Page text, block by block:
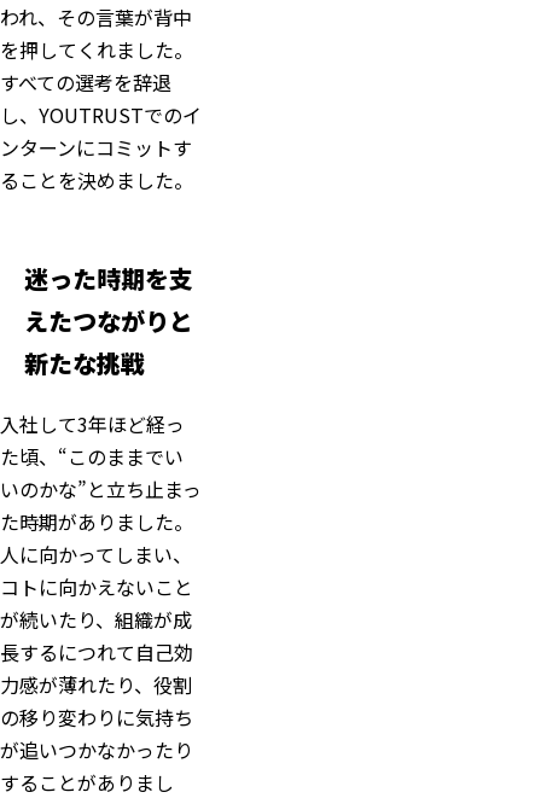
われ、その言葉が背中
を押してくれました。
すべての選考を辞退
し、YOUTRUSTでのイ
ンターンにコミットす
ることを決めました。
迷った時期を支
えたつながりと
新たな挑戦
入社して3年ほど経っ
た頃、“このままでい
いのかな”と立ち止まっ
た時期がありました。
人に向かってしまい、
コトに向かえないこと
が続いたり、組織が成
長するにつれて自己効
力感が薄れたり、役割
の移り変わりに気持ち
が追いつかなかったり
することがありまし